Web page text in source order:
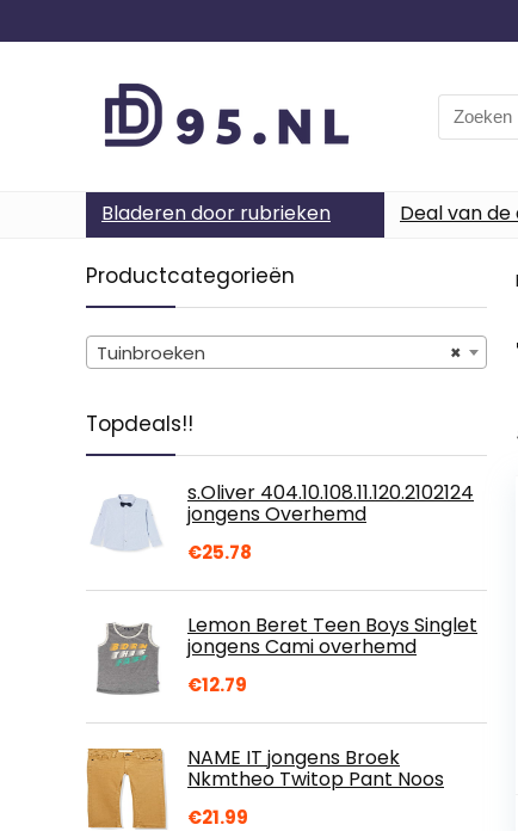
Search
for:
Bladeren door rubrieken Deal van de
Productcategorieën
×
Tuinbroeken
Topdeals!!
s.Oliver 404.10.108.11.120.2102124
jongens Overhemd
€25.78
Lemon Beret Teen Boys Singlet
jongens Cami overhemd
€12.79
NAME IT jongens Broek
Nkmtheo Twitop Pant Noos
€21.99